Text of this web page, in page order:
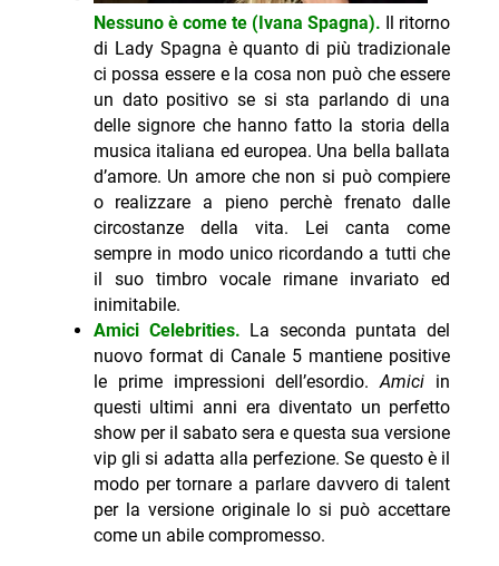
Nessuno è come te (Ivana Spagna). Il ritorno
di Lady Spagna è quanto di più tradizionale
ci possa essere e la cosa non può che essere
un dato positivo se si sta parlando di una
delle signore che hanno fatto la storia della
musica italiana ed europea. Una bella ballata
d’amore. Un amore che non si può compiere
o realizzare a pieno perchè frenato dalle
circostanze della vita. Lei canta come
sempre in modo unico ricordando a tutti che
il suo timbro vocale rimane invariato ed
inimitabile.
Amici Celebrities. La seconda puntata del
nuovo format di Canale 5 mantiene positive
le prime impressioni dell’esordio.Amici in
questi ultimi anni era diventato un perfetto
show per il sabato sera e questa sua versione
vip gli si adatta alla perfezione. Se questo è il
modo per tornare a parlare davvero di talent
per la versione originale lo si può accettare
come un abile compromesso.